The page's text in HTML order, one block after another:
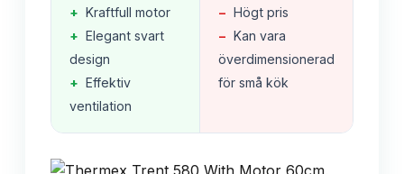
+ Kraftfull motor
+ Elegant svart
design
+ Effektiv
ventilation
− Högt pris
− Kan vara
överdimensionerad
för små kök